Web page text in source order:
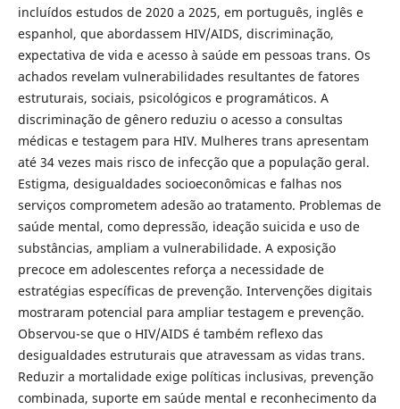
incluídos estudos de 2020 a 2025, em português, inglês e
espanhol, que abordassem HIV/AIDS, discriminação,
expectativa de vida e acesso à saúde em pessoas trans. Os
achados revelam vulnerabilidades resultantes de fatores
estruturais, sociais, psicológicos e programáticos. A
discriminação de gênero reduziu o acesso a consultas
médicas e testagem para HIV. Mulheres trans apresentam
até 34 vezes mais risco de infecção que a população geral.
Estigma, desigualdades socioeconômicas e falhas nos
serviços comprometem adesão ao tratamento. Problemas de
saúde mental, como depressão, ideação suicida e uso de
substâncias, ampliam a vulnerabilidade. A exposição
precoce em adolescentes reforça a necessidade de
estratégias específicas de prevenção. Intervenções digitais
mostraram potencial para ampliar testagem e prevenção.
Observou-se que o HIV/AIDS é também reflexo das
desigualdades estruturais que atravessam as vidas trans.
Reduzir a mortalidade exige políticas inclusivas, prevenção
combinada, suporte em saúde mental e reconhecimento da